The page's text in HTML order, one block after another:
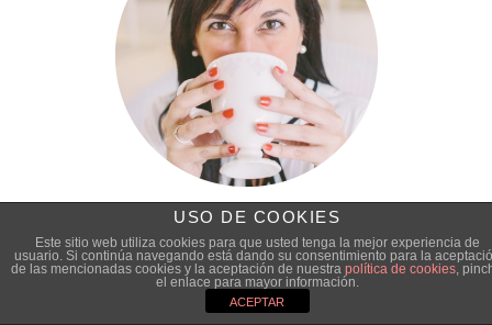
TRABAJA CONMIGO
USO DE COOKIES
Este sitio web utiliza cookies para que usted tenga la mejor experiencia de
usuario. Si continúa navegando está dando su consentimiento para la
de las mencionadas cookies y la aceptación de nuestra política de cookies,
el enlace para mayor información.
ACEPTAR